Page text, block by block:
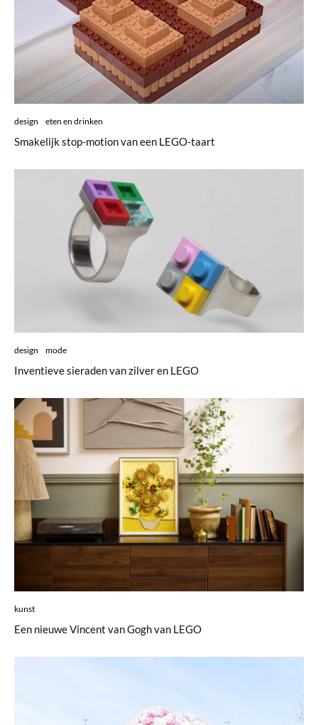
design eten en drinken
Smakelijk stop-motion van een LEGO-taart
design mode
Inventieve sieraden van zilver en LEGO
kunst
Een nieuwe Vincent van Gogh van LEGO